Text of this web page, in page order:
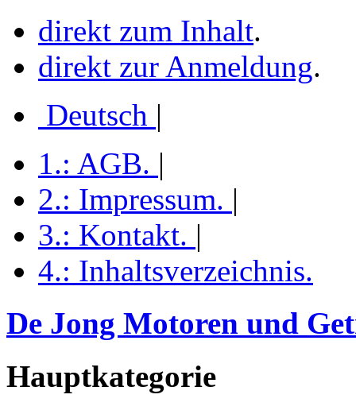
direkt zum Inhalt.
direkt zur Anmeldung.
Deutsch |
1.: AGB. |
2.: Impressum. |
3.: Kontakt. |
4.: Inhaltsverzeichnis.
De Jong Motoren und
Hauptkategorie